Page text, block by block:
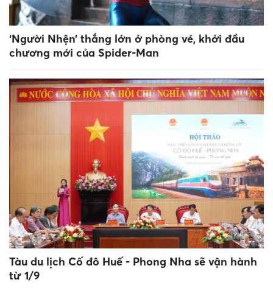
‘Người Nhện’ thắng lớn ở phòng vé, khởi đầu
chương mới của Spider-Man
Tàu du lịch Cố đô Huế - Phong Nha sẽ vận hành
từ 1/9